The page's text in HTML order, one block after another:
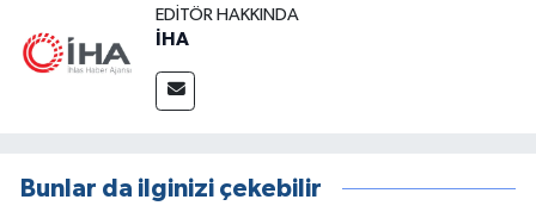
EDITÖR HAKKINDA
İHA
Bunlar da ilginizi çekebilir